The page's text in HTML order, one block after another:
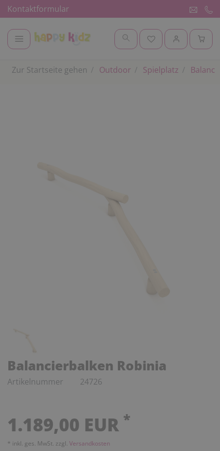
Kontaktformular
Zur Startseite gehen Outdoor Spielplatz
Balancierbalken Robinia
Artikelnummer 24726
1.189,00 EUR *
* inkl. ges. MwSt. zzgl. Versandkosten